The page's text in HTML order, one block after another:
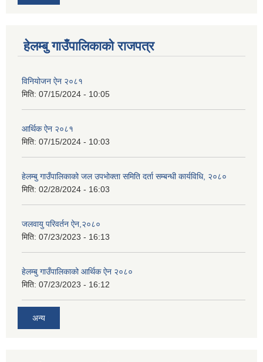
हेलम्बु गाउँपालिकाको राजपत्र
विनियोजन ऐन २०८१
मिति: 07/15/2024 - 10:05
आर्थिक ऐन २०८१
मिति: 07/15/2024 - 10:03
हेलम्बु गाउँपालिकाको जल उपभोक्ता समिति दर्ता सम्बन्धी कार्यविधि, २०८०
मिति: 02/28/2024 - 16:03
जलवायु परिवर्तन ऐन,२०८०
मिति: 07/23/2023 - 16:13
हेलम्बु गाउँपालिकाको आर्थिक ऐन २०८०
मिति: 07/23/2023 - 16:12
अन्य